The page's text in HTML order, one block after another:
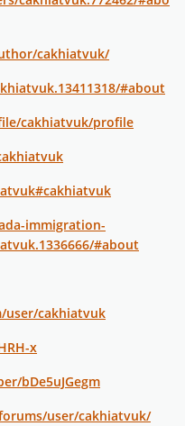
cakhiatvuk/
#about
cakhiatvuk/profile
immigration-
#about
user/cakhiatvuk
x
bDe5uJGegm
user/cakhiatvuk/